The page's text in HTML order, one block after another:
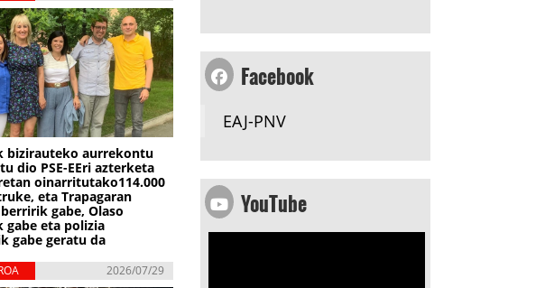
bizirauteko aurrekontu
dio PSE-EEri azterketa
oinarritutako114.000
eta Trapagaran
gabe, Olaso
gabe eta polizia
gabe geratu da
2026/07/29
Facebook
EAJ-PNV
YouTube